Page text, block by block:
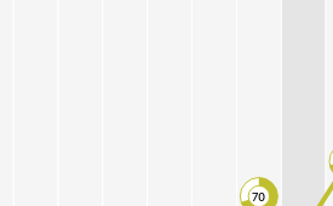
70